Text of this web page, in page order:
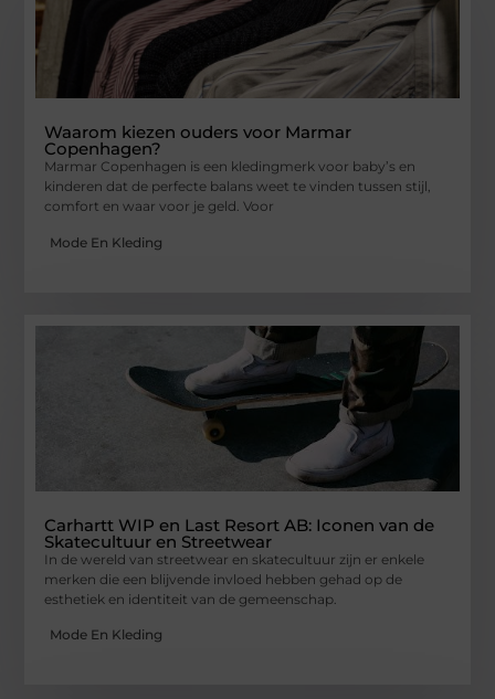
Waarom kiezen ouders voor Marmar
Copenhagen?
Marmar Copenhagen is een kledingmerk voor baby’s en
kinderen dat de perfecte balans weet te vinden tussen stijl,
comfort en waar voor je geld. Voor
Mode En Kleding
Carhartt WIP en Last Resort AB: Iconen van de
Skatecultuur en Streetwear
In de wereld van streetwear en skatecultuur zijn er enkele
merken die een blijvende invloed hebben gehad op de
esthetiek en identiteit van de gemeenschap.
Mode En Kleding